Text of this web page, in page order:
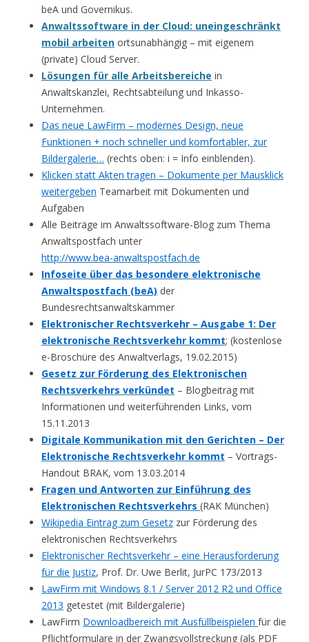
beA und Governikus.
Anwaltssoftware in der Cloud: uneingeschränkt
mobil arbeiten ortsunabhängig – mit eigenem
(private) Cloud Server.
Lösungen für alle Arbeitsbereiche in
Anwaltskanzlei, Rechtsabteilung und Inkasso-
Unternehmen.
Das neue LawFirm – modernes Design, neue
Funktionen + noch schneller und komfortabler, zur
Bildergalerie… (rechts oben: i = Info einblenden).
Klicken statt Akten tragen – Dokumente per Mausklick
weitergeben Teamarbeit mit Dokumenten und
Aufgaben
Alle Beiträge im Anwaltssoftware-Blog zum Thema
Anwaltspostfach unter
http://www.bea-anwaltspostfach.de
Infoseite über das besondere elektronische
Anwaltspostfach (beA) der
Bundesrechtsanwaltskammer
Elektronischer Rechtsverkehr – Ausgabe 1: Der
elektronische Rechtsverkehr kommt; (kostenlose
e-Broschüre des Anwaltverlags, 19.02.2015)
Gesetz zur Förderung des Elektronischen
Rechtsverkehrs verkündet – Blogbeitrag mit
Informationen und weiterführenden Links, vom
15.11.2013
Digitale Kommunikation mit den Gerichten – Der
Elektronische Rechtsverkehr kommt – Vortrags-
Handout BRAK, vom 13.03.2014
Fragen und Antworten zur Einführung des
Elektronischen Rechtsverkehrs (RAK München)
Wikipedia Eintrag zum Gesetz zur Förderung des
elektronischen Rechtsverkehrs
Elektronischer Rechtsverkehr – eine Herausforderung
für die Justiz, Prof. Dr. Uwe Berlit, JurPC 173/2013
LawFirm mit Windows 8.1 / Server 2012 R2 und Office
2013 getestet (mit Bildergalerie)
LawFirm Downloadbereich mit Ausfüllbeispielen für die
Pflichtformulare in der Zwangsvollstreckung (als PDF